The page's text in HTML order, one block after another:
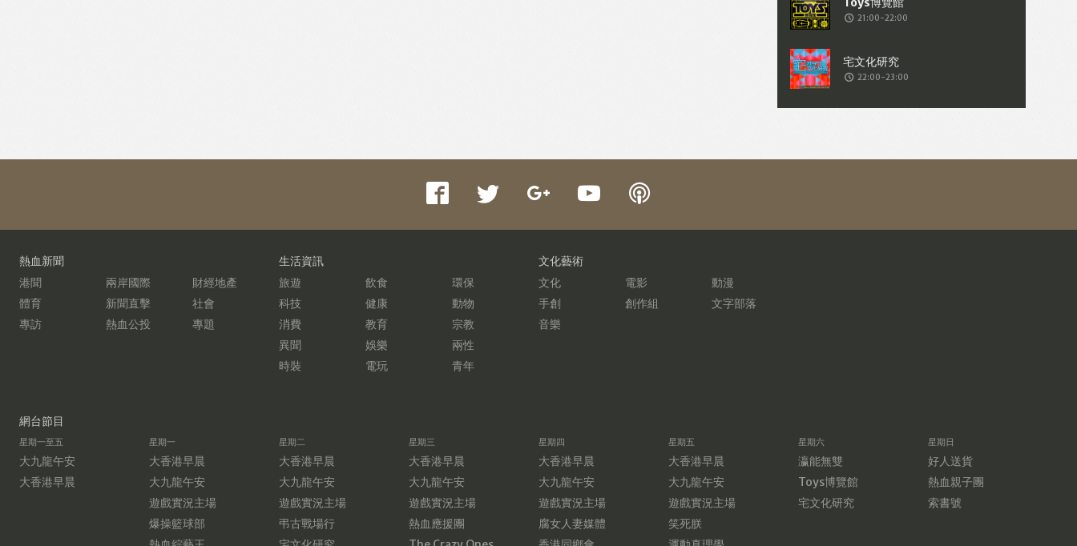
21:00-22:00
22:00-23:00
熱血新聞
港聞
兩岸國際
財經地產
體育
新聞直擊
社會
專訪
熱血公投 專題
生活資訊
旅遊
飲食
環保
科技
健康
動物
消費
教育
宗教
異聞
娛樂
兩性
時裝
電玩 青年
文化藝術
文化
電影
動漫
手創
創作組
文字部落
音樂
網台節目
星期一至五
大九龍午安
大香港早晨
星期一
大香港早晨
大九龍午安
遊戲實況主場
爆操籃球部
星期二
大香港早晨
大九龍午安
遊戲實況主場
弔古戰場行
星期三
大香港早晨
大九龍午安
遊戲實況主場
熱血應援團
星期四
大香港早晨
大九龍午安
遊戲實況主場
腐女人妻媒體
星期五
大香港早晨
大九龍午安
遊戲實況主場
笑死朕
星期六
瀛能無雙
Toys博覽館
宅文化研究
星期日
好人送貨
熱血親子團
索書號